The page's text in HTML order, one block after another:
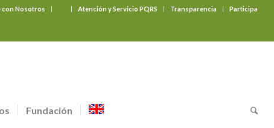
con Nosotros Atención y Servicio PQRS Transparencia Participa
Fundación